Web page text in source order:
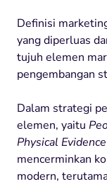
Definisi
yang diperluas
tujuh elemen
pengembangan
Dalam strategi
elemen, yaitu
Physical Evidence
mencerminkan
modern,